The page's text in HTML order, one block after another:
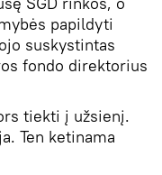
papildyti
suskystintas
fondo direktorius
tiekti į užsienį.
Ten ketinama